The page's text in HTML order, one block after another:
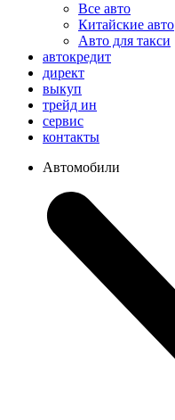
Все авто
Китайские авто
Авто для такси
автокредит
директ
выкуп
трейд ин
сервис
контакты
Автомобили